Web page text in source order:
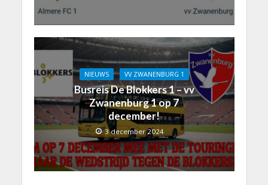
NIEUWS VV ZWANENBURG 1
Busreis De Blokkers 1 – vv
Zwanenburg 1 op 7
december!
3 december 2024